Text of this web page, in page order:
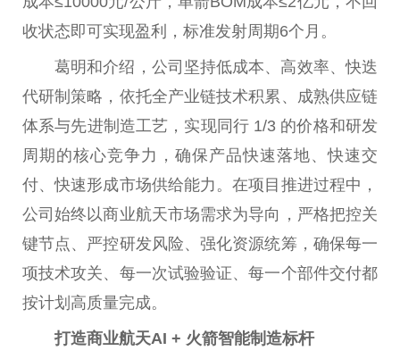
收状态即可实现盈利，标准发射周期6个月。
葛明和介绍，公司坚持低成本、高效率、快迭
代研制策略，依托全产业链技术积累、成熟供应链
体系与先进制造工艺，实现同行 1/3 的价格和研发
周期的核心竞争力，确保产品快速落地、快速交
付、快速形成市场供给能力。在项目推进过程中，
公司始终以商业航天市场需求为导向，严格把控关
键节点、严控研发风险、强化资源统筹，确保每一
项技术攻关、每一次试验验证、每一个部件交付都
按计划高质量完成。
打造商业航天AI + 火箭智能制造标杆